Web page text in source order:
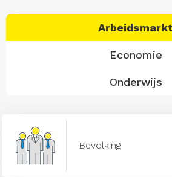
Arbeidsmarkt
Economie
Onderwijs
Bevolking